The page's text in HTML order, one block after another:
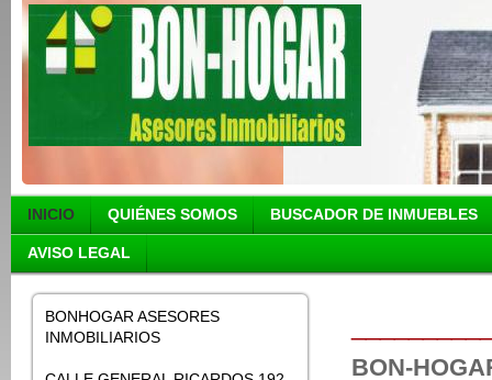
INICIO QUIÉNES SOMOS BUSCADOR DE INMUEBLES
AVISO LEGAL
BONHOGAR ASESORES
INMOBILIARIOS
BON-